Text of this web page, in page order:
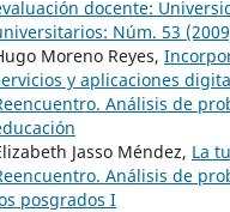
docente:
Núm. 53
Moreno Reyes,
y aplicaciones
Análisis de
Jasso Méndez, La
Análisis de
posgrados I